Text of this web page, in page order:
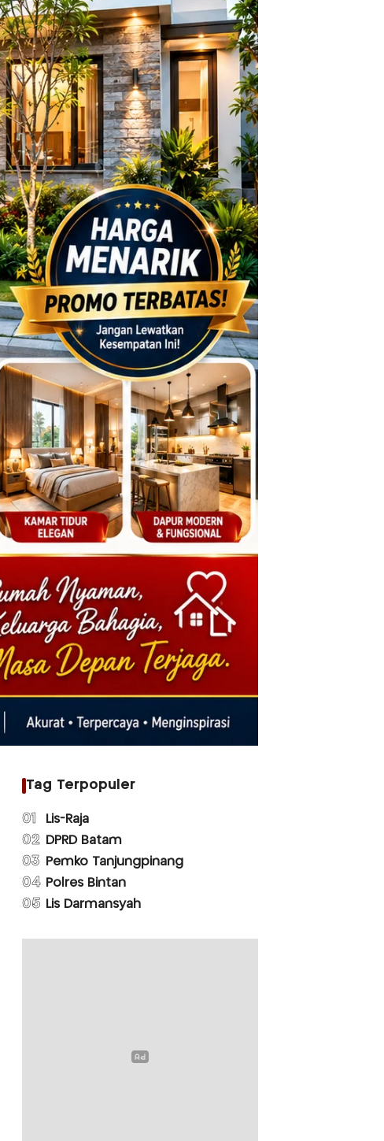
Tag Terpopuler
01 Lis-Raja
02 DPRD Batam
03 Pemko Tanjungpinang
04 Polres Bintan
05 Lis Darmansyah